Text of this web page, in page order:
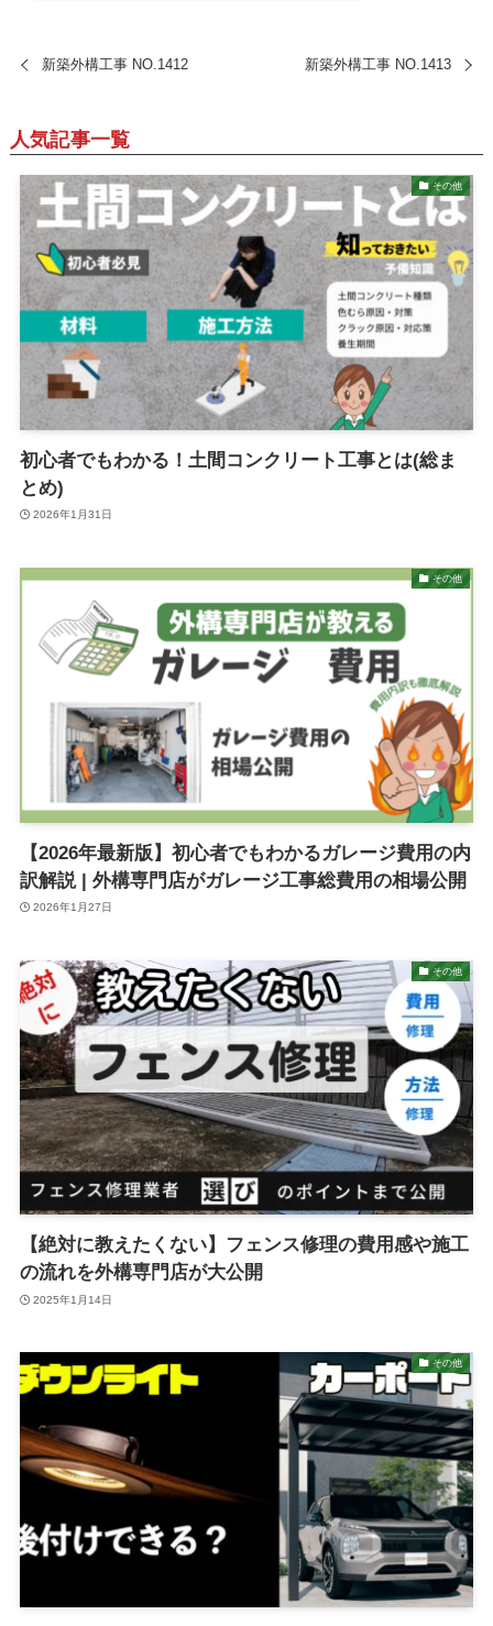
新築外構工事 NO.1412 新築外構工事 NO.1413
人気記事一覧
その他
初心者でもわかる！土間コンクリート工事とは(総ま
とめ)
2026年1月31日
その他
【2026年最新版】初心者でもわかるガレージ費用の内
訳解説 | 外構専門店がガレージ工事総費用の相場公開
2026年1月27日
その他
【絶対に教えたくない】フェンス修理の費用感や施工
の流れを外構専門店が大公開
2025年1月14日
その他